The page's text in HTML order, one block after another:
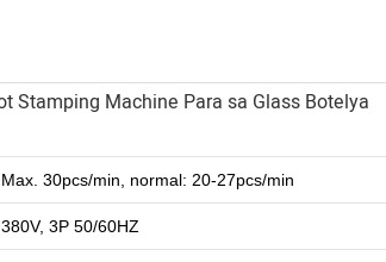
Max. 30pcs/min, normal: 20-27pcs/min
380V, 3P 50/60HZ